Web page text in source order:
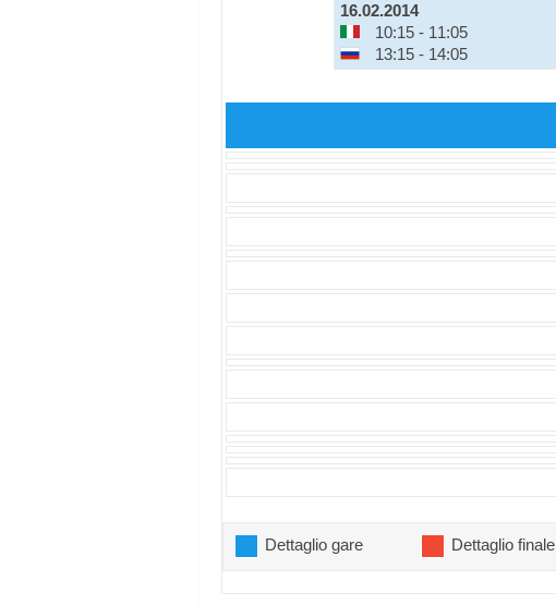
16.02.2014
10:15 - 11:05
13:15 - 14:05
Dettaglio gare Dettaglio finale